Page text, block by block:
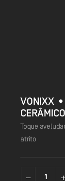
VONIXX •
CERÂMICO
Toque
atrito